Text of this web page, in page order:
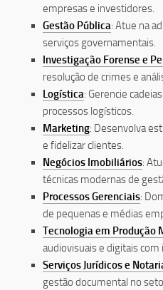
empresas e investidores.
Gestão Pública: Atue na
serviços governamentais.
Investigação Forense e
resolução de crimes e
Logística: Gerencie
processos logísticos.
Marketing: Desenvolva
e fidelizar clientes.
Negócios Imobiliários:
técnicas modernas de
Processos Gerenciais:
de pequenas e médias
Tecnologia em Produção
audiovisuais e digitais com
Serviços Jurídicos e
gestão documental no